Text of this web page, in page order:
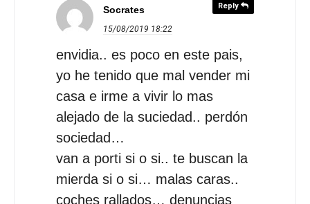
Reply
Socrates
15/08/2019 18:22
envidia.. es poco en este pais,
yo he tenido que mal vender mi
casa e irme a vivir lo mas
alejado de la suciedad.. perdón
sociedad…
van a porti si o si.. te buscan la
mierda si o si… malas caras..
coches rallados… denuncias